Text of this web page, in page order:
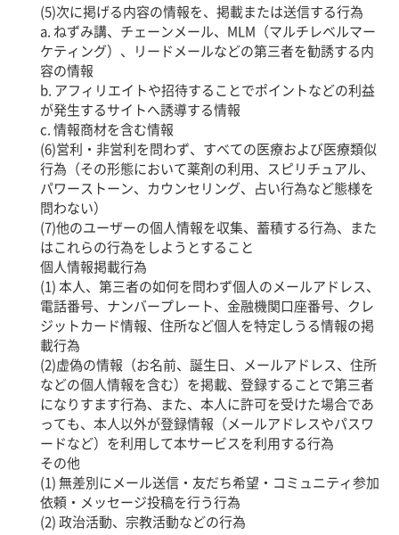
(5)次に掲げる内容の情報を、掲載または送信する行為
a. ねずみ講、チェーンメール、MLM（マルチレベルマー
ケティング）、リードメールなどの第三者を勧誘する内
容の情報
b. アフィリエイトや招待することでポイントなどの利益
が発生するサイトへ誘導する情報
c. 情報商材を含む情報
(6)営利・非営利を問わず、すべての医療および医療類似
行為（その形態において薬剤の利用、スピリチュアル、
パワーストーン、カウンセリング、占い行為など態様を
問わない）
(7)他のユーザーの個人情報を収集、蓄積する行為、また
はこれらの行為をしようとすること
個人情報掲載行為
(1) 本人、第三者の如何を問わず個人のメールアドレス、
電話番号、ナンバープレート、金融機関口座番号、クレ
ジットカード情報、住所など個人を特定しうる情報の掲
載行為
(2)虚偽の情報（お名前、誕生日、メールアドレス、住所
などの個人情報を含む）を掲載、登録することで第三者
になりすます行為、また、本人に許可を受けた場合であ
っても、本人以外が登録情報（メールアドレスやパスワ
ードなど）を利用して本サービスを利用する行為
その他
(1) 無差別にメール送信・友だち希望・コミュニティ参加
依頼・メッセージ投稿を行う行為
(2) 政治活動、宗教活動などの行為